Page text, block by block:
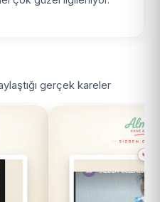
gerçek kareler